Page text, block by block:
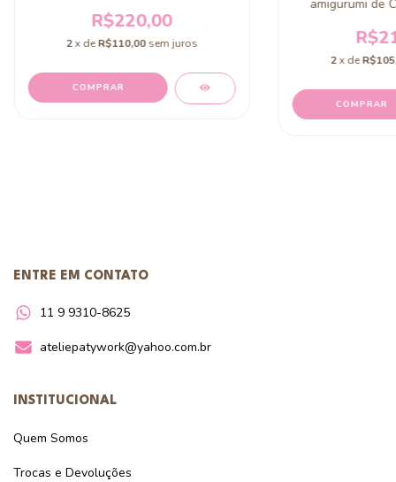
R$220,00
2x deR$110,00sem juros
COMPRAR
amigurumi de
2 x de
COMPRAR
ENTRE EM CONTATO
11 9 9310-8625
ateliepatywork@yahoo.com.br
INSTITUCIONAL
Quem Somos
Trocas e Devoluções